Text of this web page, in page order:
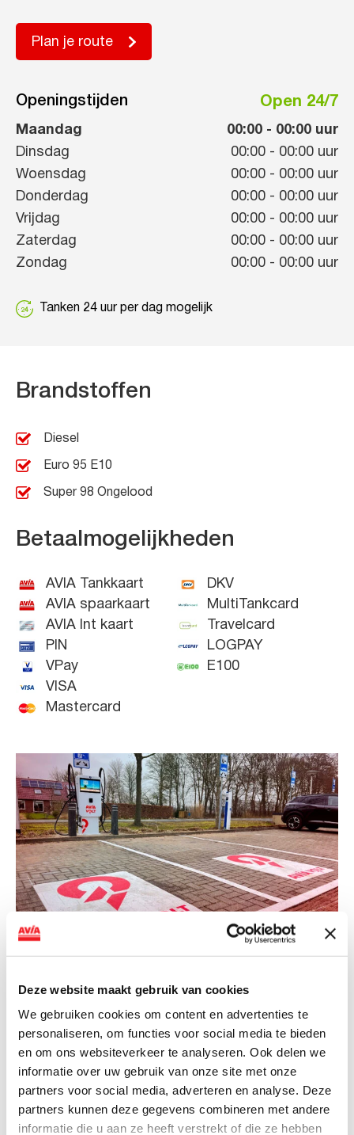
Deze website maakt gebruik van cookies
We gebruiken cookies om content en advertenties te
personaliseren, om functies voor social media te bieden
en om ons websiteverkeer te analyseren. Ook delen we
informatie over uw gebruik van onze site met onze
partners voor social media, adverteren en analyse. Deze
partners kunnen deze gegevens combineren met andere
informatie die u aan ze heeft verstrekt of die ze hebben
Plan je route
Openingstijden Open 24/7
Maandag 00:00 - 00:00 uur
Dinsdag
00:00 - 00:00 uur
Woensdag
00:00 - 00:00 uur
Donderdag
00:00 - 00:00 uur
Vrijdag
00:00 - 00:00 uur
Zaterdag
00:00 - 00:00 uur
Zondag
00:00 - 00:00 uur
Tanken 24 uur per dag mogelijk
Brandstoffen
Diesel
Euro 95 E10
Super 98 Ongelood
Betaalmogelijkheden
AVIA Tankkaart
AVIA spaarkaart
AVIA Int kaart
PIN
VPay
VISA
Mastercard
DKV
MultiTankcard
Travelcard
LOGPAY
E100
NIEUWS
AVIA VOLT en Fletcher Hotels starten
landelijke uitrol van DC-
snellaadinfrastructuur
AVIA VOLT en Fletcher Hotels starten landelijke uitrol
van DC-snellaadinfrastructuur AVIA VOLT en...
Lees verder